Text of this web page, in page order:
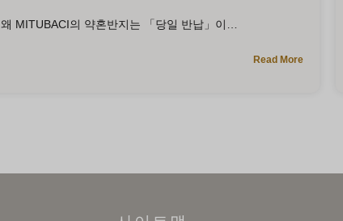
왜 MITUBACI의 약혼반지는 「당일 반납」이
Read More